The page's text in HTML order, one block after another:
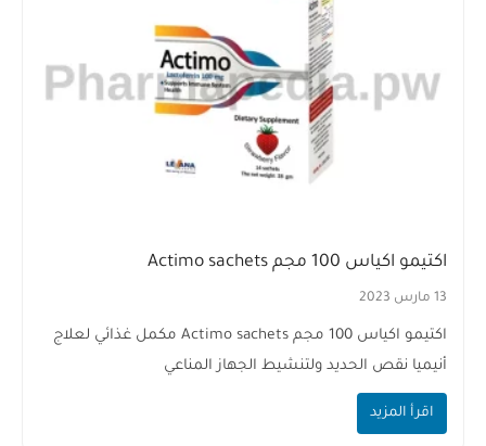
اكتيمو اكياس 100 مجم Actimo sachets
13 مارس 2023
اكتيمو اكياس 100 مجم Actimo sachets مكمل غذائي لعلاج
أنيميا نقص الحديد ولتنشيط الجهاز المناعي
اقرأ المزيد